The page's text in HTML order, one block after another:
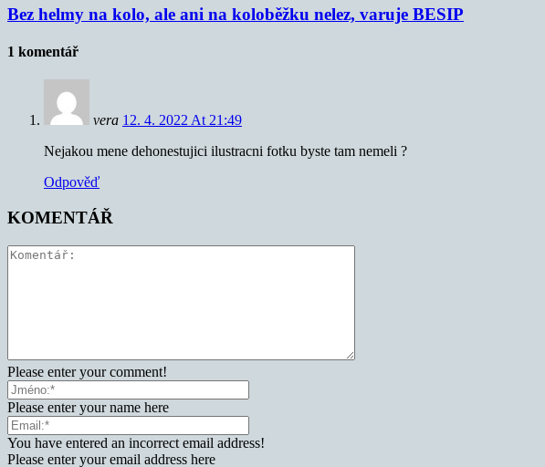
Bez helmy na kolo, ale ani na koloběžku nelez, varuje BESIP
1 komentář
vera 12. 4. 2022 At 21:49
Nejakou mene dehonestujici ilustracni fotku byste tam nemeli ?
Odpověď
KOMENTÁŘ
Please enter your comment!
Please enter your name here
You have entered an incorrect email address!
Please enter your email address here